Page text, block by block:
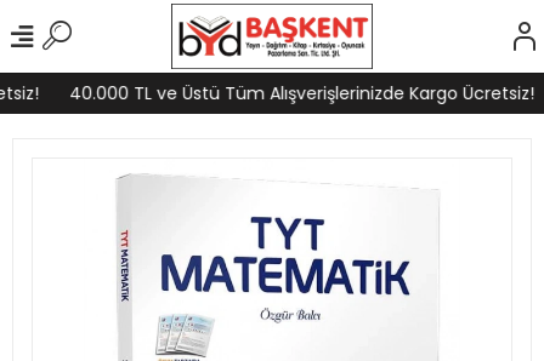
40.000 TL ve Üstü Tüm Alışverişlerinizde Kargo Ücretsiz!